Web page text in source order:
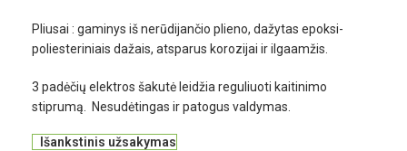
Pliusai : gaminys iš nerūdijančio plieno, dažytas epoksi-
poliesteriniais dažais, atsparus korozijai ir ilgaamžis.
3 padėčių elektros šakutė leidžia reguliuoti kaitinimo
stiprumą. Nesudėtingas ir patogus valdymas.
Išankstinis užsakymas